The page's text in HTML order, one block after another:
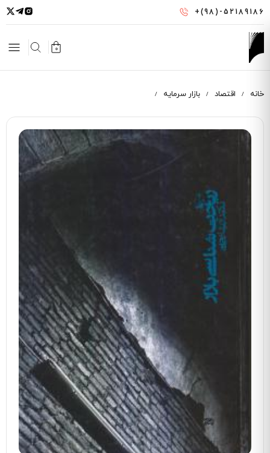
به
محتوای
اصلی
+(98)-52189186
0
خانه اقتصاد بازار سرمایه